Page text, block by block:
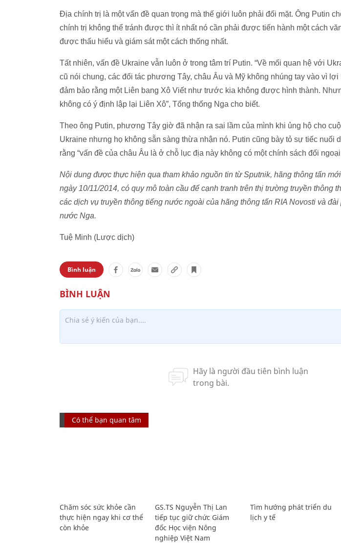
Địa chính trị là một vấn đề quan trọng mà thế giới luôn phải đối mặt. Ông Putin
chính trị không thể tránh được thì ít nhất nó cần phải được tiến hành một cách
được thấu hiểu và giám sát một cách thống nhất.
Tất nhiên, vấn đề Ukraine vẫn luôn ở trong tâm trí Putin. “Về mối quan hệ với
cũ nói chung, các đối tác phương Tây, châu Âu và Mỹ không nhúng tay vào vì
đảm bảo rằng một Liên bang Xô Viết như trước kia không được hình thành.
không có ý định lập lại Liên Xô”, Tổng thống Nga cho biết.
Theo ông Putin, phương Tây giờ đã nhận ra sai lầm của mình khi ủng hộ cho
Ukraine nhưng họ không sẵn sàng thừa nhận nó. Putin cũng bày tỏ sự tiếc nuối
rằng “vấn đề của châu Âu là ở chỗ lục địa này không có một chính sách đối ngoại
Nội dung được thực hiện qua tham khảo nguồn tin từ Sputnik, hãng thông tấn
ngày 10/11/2014, có quy mô toàn cầu để cạnh tranh trên thị trường truyền thông
các dịch vụ truyền thông tiếng nước ngoài của hãng thông tấn RIA Novosti và
nước Nga.
Tuệ Minh (Lược dịch)
Bình luận
Có thể bạn quan tâm
Chăm sóc sức khỏe cần
thực hiện ngay khi cơ thể
còn khỏe
GS.TS Nguyễn Thị Lan
tiếp tục giữ chức Giám
đốc Học viện Nông
nghiệp Việt Nam
Tìm hướng phát triển du
lịch y tế